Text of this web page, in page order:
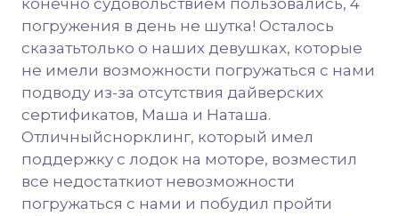
конечно судовольствием пользовались, 4
погружения в день не шутка! Осталось
сказатьтолько о наших девушках, которые
не имели возможности погружаться с нами
подводу из-за отсутствия дайверских
сертификатов, Маша и Наташа.
Отличныйснорклинг, который имел
поддержку с лодок на моторе, возместил
все недостаткиот невозможности
погружаться с нами и побудил пройти